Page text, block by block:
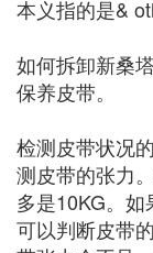
本义指的是&
如何拆卸新桑
保养皮带。
检测皮带状况
测皮带的张力
多是10KG。
可以判断皮带